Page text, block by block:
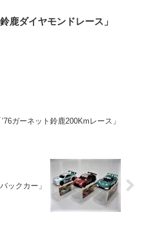
鈴鹿ダイヤモンドレース」
’76ガーネット鈴鹿200Kmレース」
ックカー」